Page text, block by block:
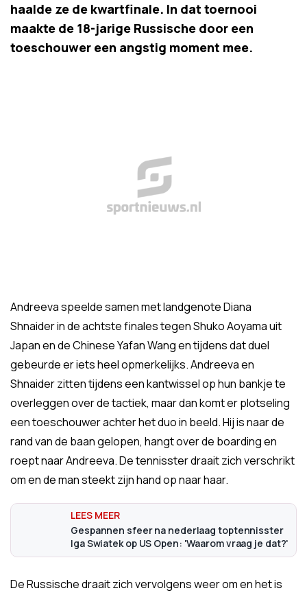
haalde ze de kwartfinale. In dat toernooi
maakte de 18-jarige Russische door een
toeschouwer een angstig moment mee.
Andreeva speelde samen met landgenote Diana
Shnaider in de achtste finales tegen Shuko Aoyama uit
Japan en de Chinese Yafan Wang en tijdens dat duel
gebeurde er iets heel opmerkelijks. Andreeva en
Shnaider zitten tijdens een kantwissel op hun bankje te
overleggen over de tactiek, maar dan komt er plotseling
een toeschouwer achter het duo in beeld. Hij is naar de
rand van de baan gelopen, hangt over de boarding en
roept naar Andreeva. De tennisster draait zich verschrikt
om en de man steekt zijn hand op naar haar.
Gespannen sfeer na nederlaag toptennisster
Iga Swiatek op US Open: 'Waarom vraag je dat?'
De Russische draait zich vervolgens weer om en het is